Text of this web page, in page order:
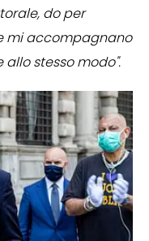
do per
mi accompagnano
stesso modo".